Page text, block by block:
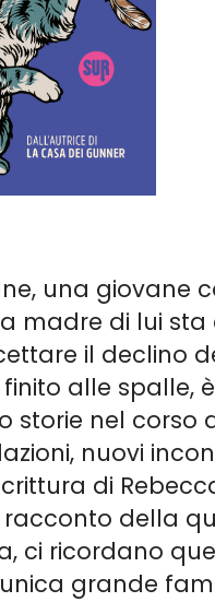
una giovane
madre di lui sta
il declino
alle spalle,
storie nel corso
nuovi
di
della
ci ricordano
grande